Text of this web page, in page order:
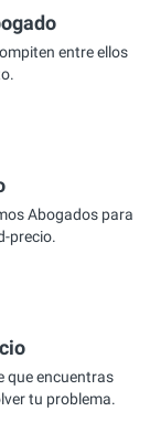
entre ellos
Abogados para
precio.
que encuentras
tu problema.